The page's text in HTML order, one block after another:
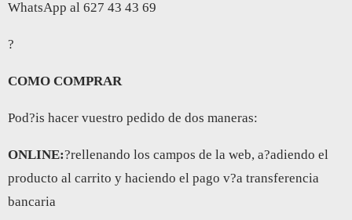
WhatsApp al 627 43 43 69
?
COMO COMPRAR
Pod?is hacer vuestro pedido de dos maneras:
ONLINE:?rellenando los campos de la web, a?adiendo el
producto al carrito y haciendo el pago v?a transferencia
bancaria